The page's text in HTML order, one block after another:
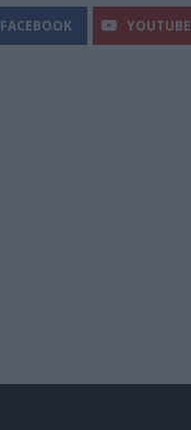
FACEBOOK YOUTUBE